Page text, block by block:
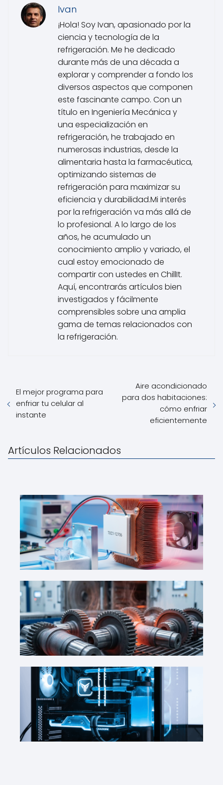
Ivan
¡Hola! Soy Ivan, apasionado por la
ciencia y tecnología de la
refrigeración. Me he dedicado
durante más de una década a
explorar y comprender a fondo los
diversos aspectos que componen
este fascinante campo. Con un
título en Ingeniería Mecánica y
una especialización en
refrigeración, he trabajado en
numerosas industrias, desde la
alimentaria hasta la farmacéutica,
optimizando sistemas de
refrigeración para maximizar su
eficiencia y durabilidad.Mi interés
por la refrigeración va más allá de
lo profesional. A lo largo de los
años, he acumulado un
conocimiento amplio y variado, el
cual estoy emocionado de
compartir con ustedes en ChillIt.
Aquí, encontrarás artículos bien
investigados y fácilmente
comprensibles sobre una amplia
gama de temas relacionados con
la refrigeración.
El mejor programa para
enfriar tu celular al
instante
Aire acondicionado
para dos habitaciones:
cómo enfriar
eficientemente
Artículos Relacionados